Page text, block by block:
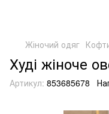
Жіночий одяг
Худі жіноче
Артикул: 853685678